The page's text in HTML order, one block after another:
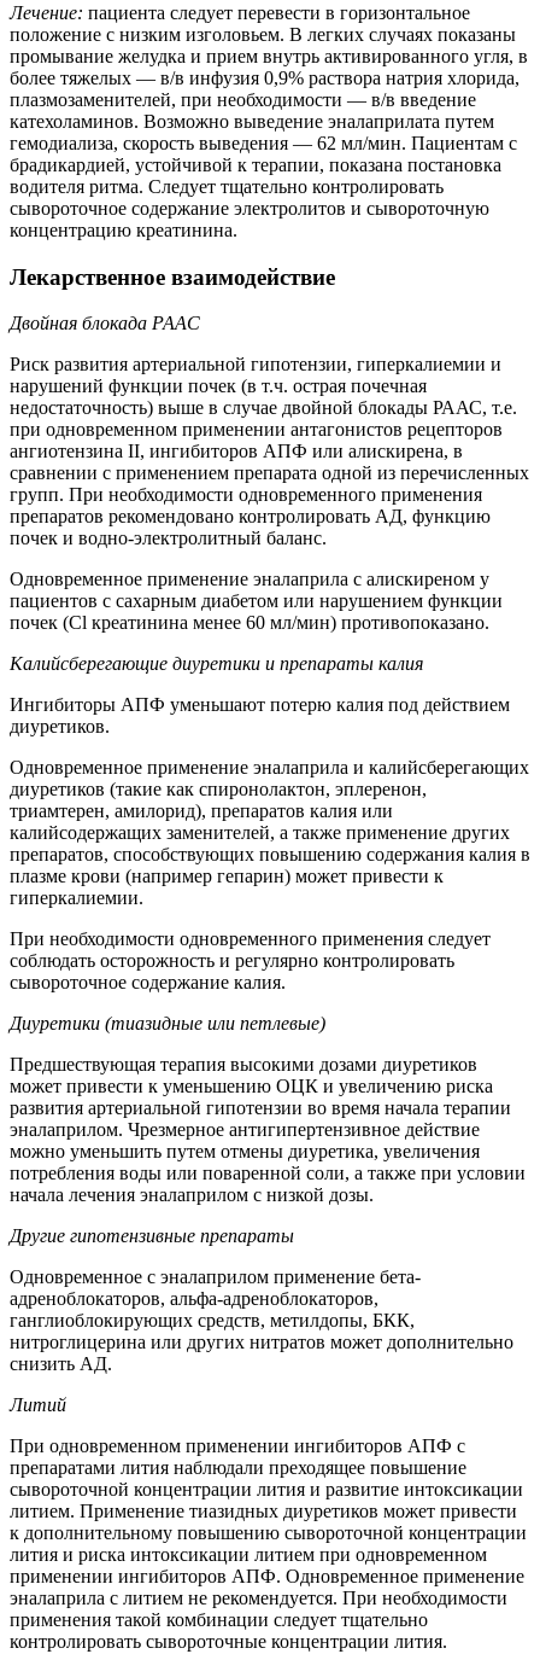
Лечение: пациента следует перевести в горизонтальное
положение с низким изголовьем. В легких случаях показаны
промывание желудка и прием внутрь активированного угля, в
более тяжелых — в/в инфузия 0,9% раствора натрия хлорида,
плазмозаменителей, при необходимости — в/в введение
катехоламинов. Возможно выведение эналаприлата путем
гемодиализа, скорость выведения — 62 мл/мин. Пациентам с
брадикардией, устойчивой к терапии, показана постановка
водителя ритма. Следует тщательно контролировать
сывороточное содержание электролитов и сывороточную
концентрацию креатинина.
Лекарственное взаимодействие
Двойная блокада РААС
Риск развития артериальной гипотензии, гиперкалиемии и
нарушений функции почек (в т.ч. острая почечная
недостаточность) выше в случае двойной блокады РААС, т.е.
при одновременном применении антагонистов рецепторов
ангиотензина II, ингибиторов АПФ или алискирена, в
сравнении с применением препарата одной из перечисленных
групп. При необходимости одновременного применения
препаратов рекомендовано контролировать АД, функцию
почек и водно-электролитный баланс.
Одновременное применение эналаприла с алискиреном у
пациентов с сахарным диабетом или нарушением функции
почек (Cl креатинина менее 60 мл/мин) противопоказано.
Калийсберегающие диуретики и препараты калия
Ингибиторы АПФ уменьшают потерю калия под действием
диуретиков.
Одновременное применение эналаприла и калийсберегающих
диуретиков (такие как спиронолактон, эплеренон,
триамтерен, амилорид), препаратов калия или
калийсодержащих заменителей, а также применение других
препаратов, способствующих повышению содержания калия в
плазме крови (например гепарин) может привести к
гиперкалиемии.
При необходимости одновременного применения следует
соблюдать осторожность и регулярно контролировать
сывороточное содержание калия.
Диуретики (тиазидные или петлевые)
Предшествующая терапия высокими дозами диуретиков
может привести к уменьшению ОЦК и увеличению риска
развития артериальной гипотензии во время начала терапии
эналаприлом. Чрезмерное антигипертензивное действие
можно уменьшить путем отмены диуретика, увеличения
потребления воды или поваренной соли, а также при условии
начала лечения эналаприлом с низкой дозы.
Другие гипотензивные препараты
Одновременное с эналаприлом применение бета-
адреноблокаторов, альфа-адреноблокаторов,
ганглиоблокирующих средств, метилдопы, БКК,
нитроглицерина или других нитратов может дополнительно
снизить АД.
Литий
При одновременном применении ингибиторов АПФ с
препаратами лития наблюдали преходящее повышение
сывороточной концентрации лития и развитие интоксикации
литием. Применение тиазидных диуретиков может привести
к дополнительному повышению сывороточной концентрации
лития и риска интоксикации литием при одновременном
применении ингибиторов АПФ. Одновременное применение
эналаприла с литием не рекомендуется. При необходимости
применения такой комбинации следует тщательно
контролировать сывороточные концентрации лития.